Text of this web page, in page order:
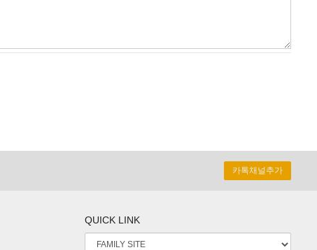
카톡채널추가
QUICK LINK